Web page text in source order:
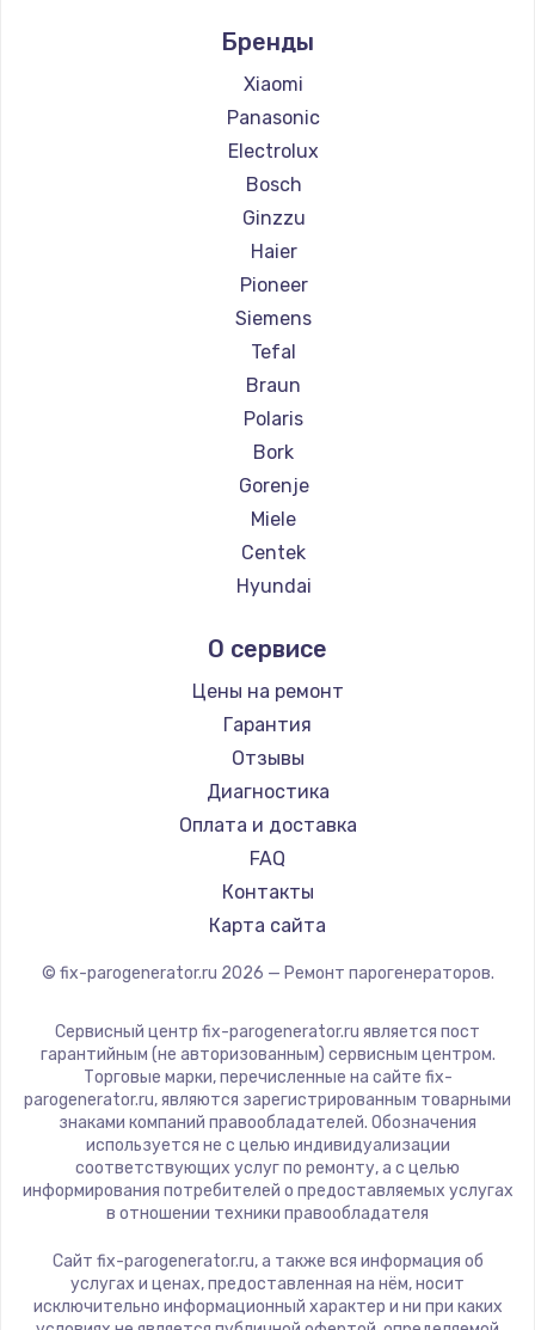
350 руб.
Заказать
Замена жесткого диска
500 руб.
Заказать
Ремонт цепей питания
2500 руб.
Заказать
Замена северного моста
1500 руб.
Заказать
1100 руб.
Заказать
Замена шлейфа матрицы
700 руб.
Заказать
Замена термопасты
550 руб.
Заказать
Замена оперативной памяти
300 руб.
Заказать
Замена микрофона
550 руб.
Заказать
Замена звуковой карты
Ремонт парогенераторов DELTA
Ремонт парогенераторов Silter
Ремонт парогенераторов Chayka
Ремонт парогенераторов Beko
Ремонт парогенераторов Vivitek
Ремонт парогенераторов RED solution
Бренды
Xiaomi
Panasonic
Electrolux
Bosch
Ginzzu
Haier
Pioneer
Siemens
Tefal
Braun
Polaris
Bork
Gorenje
Miele
Centek
Hyundai
DELTA
Silter
Chayka
Beko
Vivitek
RED solution
О сервисе
Цены на ремонт
Гарантия
Отзывы
Диагностика
Оплата и доставка
FAQ
Контакты
Карта сайта
© fix-parogenerator.ru 2026 — Ремонт парогенераторов.
Сервисный центр fix-parogenerator.ru является пост
гарантийным (не авторизованным) сервисным центром.
Торговые марки, перечисленные на сайте fix-
parogenerator.ru, являются зарегистрированным товарными
знаками компаний правообладателей. Обозначения
используется не с целью индивидуализации
соответствующих услуг по ремонту, а с целью
информирования потребителей о предоставляемых услугах
в отношении техники правообладателя
Сайт fix-parogenerator.ru, а также вся информация об
услугах и ценах, предоставленная на нём, носит
исключительно информационный характер и ни при каких